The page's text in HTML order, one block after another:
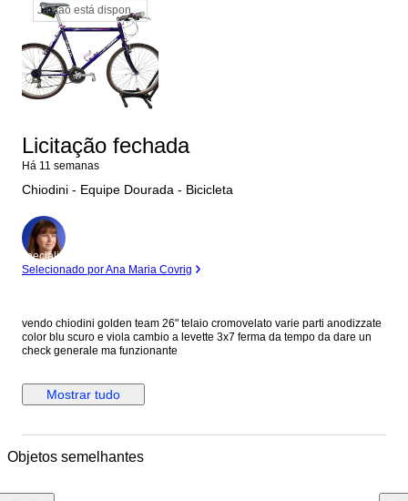
Já não está disponível
Licitação fechada
Há 11 semanas
Chiodini - Equipe Dourada - Bicicleta
Especialista
Selecionado por Ana Maria Covrig
vendo chiodini golden team 26" telaio cromovelato varie parti anodizzate
color blu scuro e viola cambio a levette 3x7 ferma da tempo da dare un
check generale ma funzionante
Mostrar tudo
Objetos semelhantes